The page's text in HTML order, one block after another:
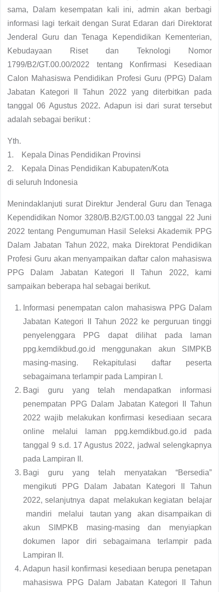
sama, Dalam kesempatan kali ini, admin akan berbagi
informasi lagi terkait dengan Surat Edaran dari Direktorat
Jenderal Guru dan Tenaga Kependidikan Kementerian,
Kebudayaan Riset dan Teknologi Nomor
1799/B2/GT.00.00/2022 tentang Konfirmasi Kesediaan
Calon Mahasiswa Pendidikan Profesi Guru (PPG) Dalam
Jabatan Kategori II Tahun 2022 yang diterbitkan pada
tanggal 06 Agustus 2022. Adapun isi dari surat tersebut
adalah sebagai berikut :
Yth.
1. Kepala Dinas Pendidikan Provinsi
2. Kepala Dinas Pendidikan Kabupaten/Kota
di seluruh Indonesia
Menindaklanjuti surat Direktur Jenderal Guru dan Tenaga
Kependidikan Nomor 3280/B.B2/GT.00.03 tanggal 22 Juni
2022 tentang Pengumuman Hasil Seleksi Akademik PPG
Dalam Jabatan Tahun 2022, maka Direktorat Pendidikan
Profesi Guru akan menyampaikan daftar calon mahasiswa
PPG Dalam Jabatan Kategori II Tahun 2022, kami
sampaikan beberapa hal sebagai berikut.
Informasi penempatan calon mahasiswa PPG Dalam
Jabatan Kategori II Tahun 2022 ke perguruan tinggi
penyelenggara PPG dapat dilihat pada laman
ppg.kemdikbud.go.id menggunakan akun SIMPKB
masing-masing. Rekapitulasi daftar peserta
sebagaimana terlampir pada Lampiran I.
Bagi guru yang telah mendapatkan informasi
penempatan PPG Dalam Jabatan Kategori II Tahun
2022 wajib melakukan konfirmasi kesediaan secara
online melalui laman ppg.kemdikbud.go.id pada
tanggal 9 s.d. 17 Agustus 2022, jadwal selengkapnya
pada Lampiran II.
Bagi guru yang telah menyatakan “Bersedia”
mengikuti PPG Dalam Jabatan Kategori II Tahun
2022, selanjutnya dapat melakukan kegiatan belajar
mandiri melalui tautan yang akan disampaikan di
akun SIMPKB masing-masing dan menyiapkan
dokumen lapor diri sebagaimana terlampir pada
Lampiran II.
Adapun hasil konfirmasi kesediaan berupa penetapan
mahasiswa PPG Dalam Jabatan Kategori II Tahun